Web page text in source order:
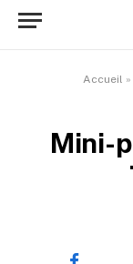
Accueil »
Mini-